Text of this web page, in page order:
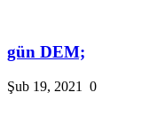
gün DEM;
Şub 19, 2021 0